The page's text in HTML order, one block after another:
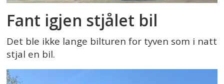
Fant igjen stjålet bil
Det ble ikke lange bilturen for tyven som i natt
stjal en bil.